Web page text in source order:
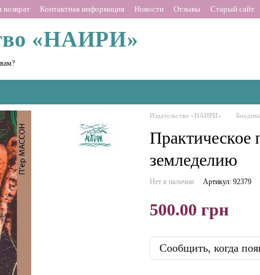
Контактная информация Новости Отзывы Старый сайт
«НАИРИ»
Издательство «НАИРИ»
Практическое
земледелию
Нет в наличии Артикул: 92379
500.00 грн
Сообщить, когда